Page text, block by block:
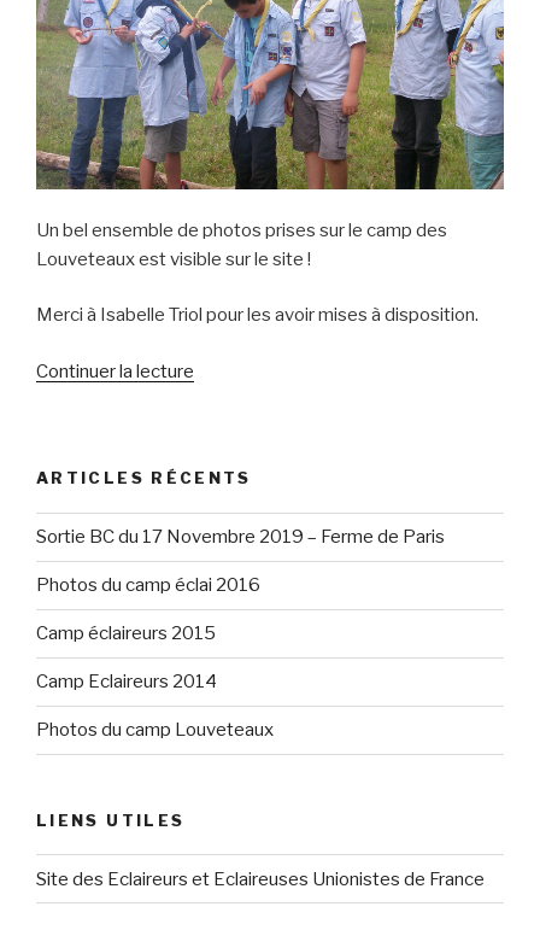
Un bel ensemble de photos prises sur le camp des
Louveteaux est visible sur le site !
Merci à Isabelle Triol pour les avoir mises à disposition.
Continuer la lecture
dernier
camp
Louveteaux »
ARTICLES RÉCENTS
Sortie BC du 17 Novembre 2019 – Ferme de Paris
Photos du camp éclai 2016
Camp éclaireurs 2015
Camp Eclaireurs 2014
Photos du camp Louveteaux
LIENS UTILES
Site des Eclaireurs et Eclaireuses Unionistes de France